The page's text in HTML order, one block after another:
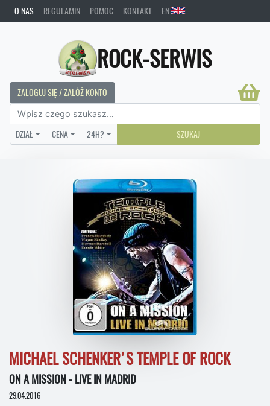
O NAS REGULAMIN POMOC KONTAKT EN
ROCK-SERWIS
ZALOGUJ SIĘ / ZAŁÓŻ KONTO
DZIAŁ CENA 24H? SZUKAJ
MICHAEL SCHENKER'S TEMPLE OF ROCK
ON A MISSION - LIVE IN MADRID
29.04.2016